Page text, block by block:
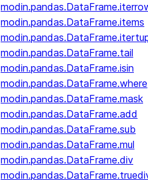
modin.pandas.DataFrame.items
modin.pandas.DataFrame.tail
modin.pandas.DataFrame.isin
modin.pandas.DataFrame.where
modin.pandas.DataFrame.mask
modin.pandas.DataFrame.add
modin.pandas.DataFrame.sub
modin.pandas.DataFrame.mul
modin.pandas.DataFrame.div